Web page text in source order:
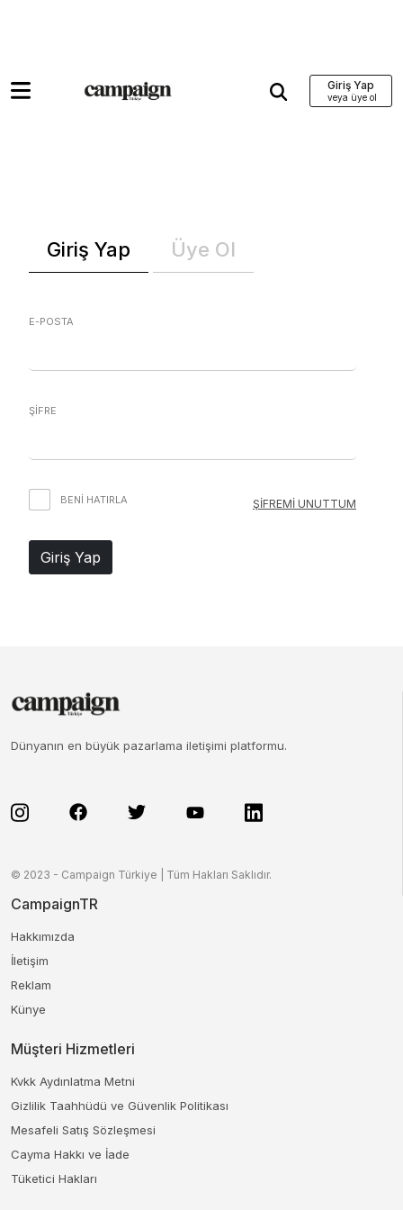
Giriş Yap
Giriş Yap Üye Ol
E-POSTA
ŞİFRE
BENI HATIRLA ŞİFREMİ UNUTTUM
Giriş Yap
Dünyanın en büyük pazarlama iletişimi platformu.
© 2023 - Campaign Türkiye | Tüm Hakları Saklıdır.
CampaignTR
Hakkımızda
İletişim
Reklam
Künye
Müşteri Hizmetleri
Kvkk Aydınlatma Metni
Gizlilik Taahhüdü ve Güvenlik Politikası
Mesafeli Satış Sözleşmesi
Cayma Hakkı ve İade
Tüketici Hakları